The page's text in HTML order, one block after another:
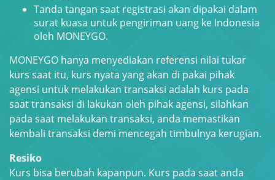
Tanda tangan saat registrasi akan dipakai dalam
surat kuasa untuk pengiriman uang ke Indonesia
oleh MONEYGO.
MONEYGO hanya menyediakan referensi nilai tukar
kurs saat itu, kurs nyata yang akan di pakai pihak
agensi untuk melakukan transaksi adalah kurs pada
saat transaksi di lakukan oleh pihak agensi, silahkan
pada saat melakukan transaksi, anda memastikan
kembali transaksi demi mencegah timbulnya kerugian.
Resiko
Kurs bisa berubah kapanpun. Kurs pada saat anda